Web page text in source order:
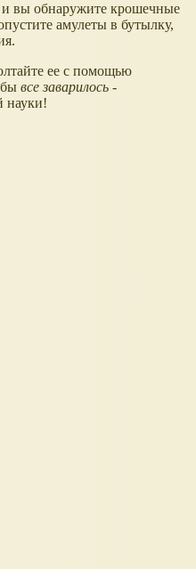
вы обнаружите крошечные
амулеты в бутылку,
ее с помощью
все заварилось -
науки!